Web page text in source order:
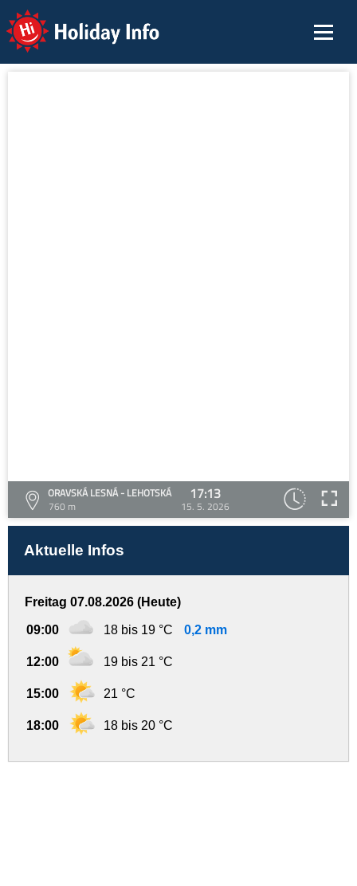
Holiday Info
ORAVSKÁ LESNÁ - LEHOTSKÁ
760 m
17:13
15. 5. 2026
Aktuelle Infos
Freitag 07.08.2026 (Heute)
09:00 18 bis 19 °C 0,2 mm
12:00 19 bis 21 °C
15:00 21 °C
18:00 18 bis 20 °C